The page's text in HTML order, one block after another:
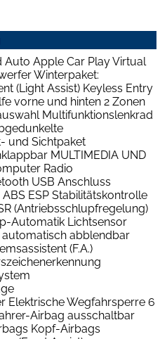
Auto Apple Car Play Virtual
Winterpaket:
(Light Assist) Keyless Entry
vorne und hinten 2 Zonen
Multifunktionslenkrad
und Sichtpaket
MULTIMEDIA UND
Radio
USB Anschluss
ESP Stabilitätskontrolle
(Antriebsschlupfregelung)
Automatik Lichtsensor
automatisch abblendbar
(F.A.)
Elektrische Wegfahrsperre 6
Airbag ausschaltbar
Kopf-Airbags